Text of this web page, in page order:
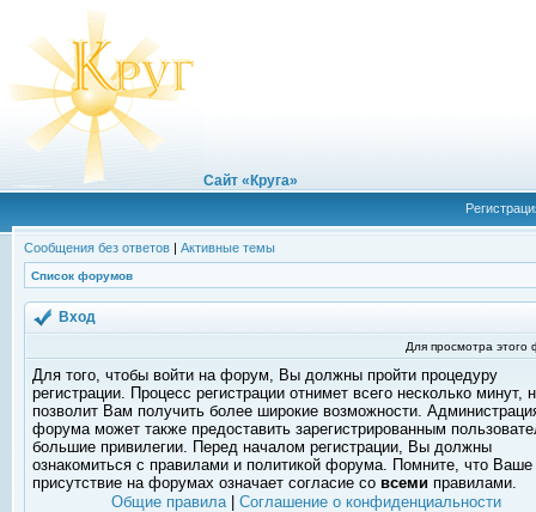
Сайт «Круга»
Сообщения без ответов | Активные темы
Список форумов
Вход
Для просмотра
Для того, чтобы войти на форум, Вы должны пройти процедуру
регистрации. Процесс регистрации отнимет всего несколько минут,
позволит Вам получить более широкие возможности.
форума может также предоставить зарегистрированным
большие привилегии. Перед началом регистрации, Вы должны
ознакомиться с правилами и политикой форума. Помните, что Ваше
присутствие на форумах означает согласие со всеми правилами.
Общие правила| Соглашение о конфиденциальности